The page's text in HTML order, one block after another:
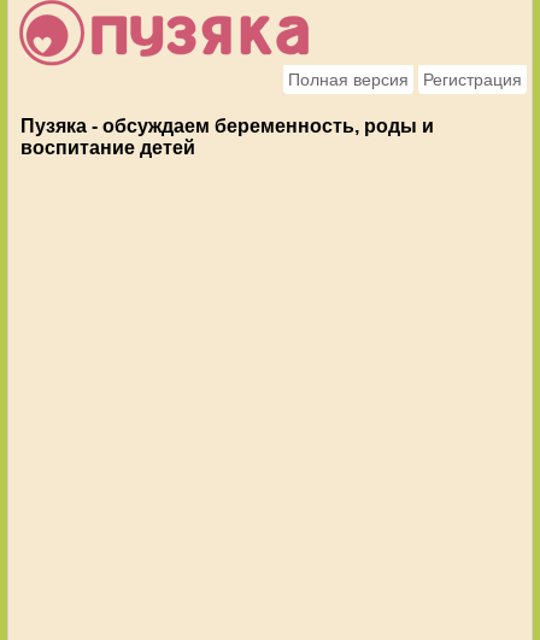
Полная версия Регистрация
Пузяка - обсуждаем беременность, роды и
воспитание детей